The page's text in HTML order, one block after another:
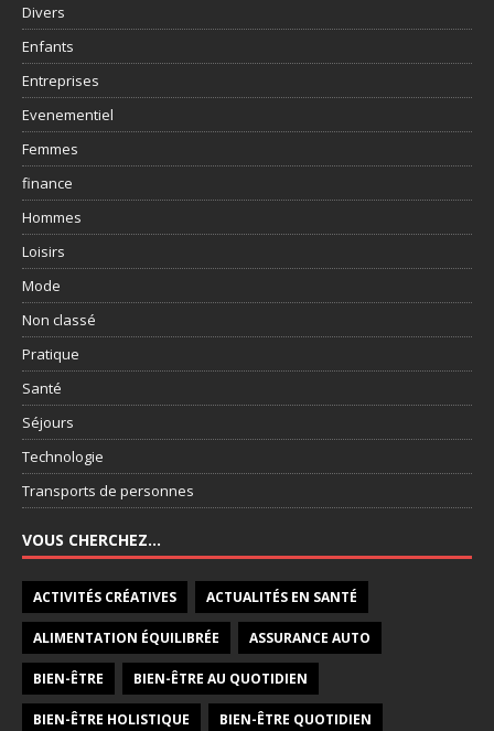
Divers
Enfants
Entreprises
Evenementiel
Femmes
finance
Hommes
Loisirs
Mode
Non classé
Pratique
Santé
Séjours
Technologie
Transports de personnes
VOUS CHERCHEZ…
ACTIVITÉS CRÉATIVES ACTUALITÉS EN SANTÉ
ALIMENTATION ÉQUILIBRÉE ASSURANCE AUTO
BIEN-ÊTRE BIEN-ÊTRE AU QUOTIDIEN
BIEN-ÊTRE HOLISTIQUE BIEN-ÊTRE QUOTIDIEN